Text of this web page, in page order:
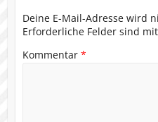
Deine E-Mail-Adresse wird
Erforderliche Felder sind mit
Kommentar *